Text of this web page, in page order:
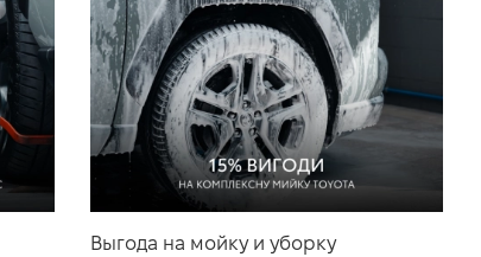
Выгода на мойку и уборку